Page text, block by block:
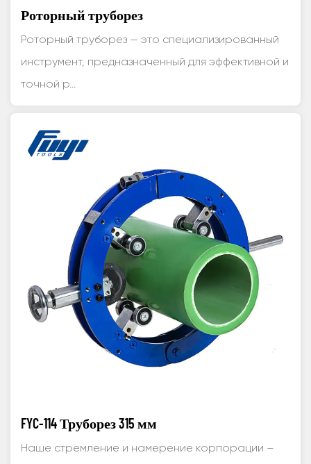
Роторный труборез
Роторный труборез — это специализированный
инструмент, предназначенный для эффективной и
точной р...
FYC-114 Труборез 315 мм
Наше стремление и намерение корпорации –